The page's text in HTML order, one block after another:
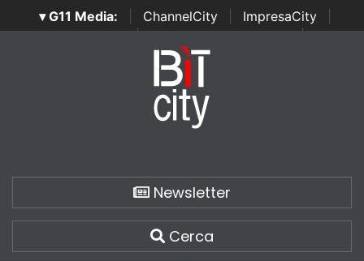
▾ G11 Media: ChannelCity ImpresaCity
SecurityOpenLab | Italian Channel Awards | Italian
Italian Security Awards
Newsletter
Cerca